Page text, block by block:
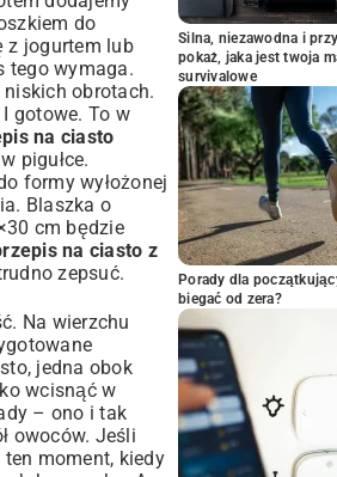
do
z jogurtem lub
tego wymaga.
obrotach.
gotowe. To w
na ciasto
pigułce.
formy wyłożonej
Blaszka o
cm będzie
na ciasto z
zepsuć.
Na wierzchu
jedna obok
wcisnąć w
– ono i tak
owoców. Jeśli
moment, kiedy
Silna, niezawodna i
pokaż, jaka jest twoja
survivalowe
Porady dla
biegać od zera?